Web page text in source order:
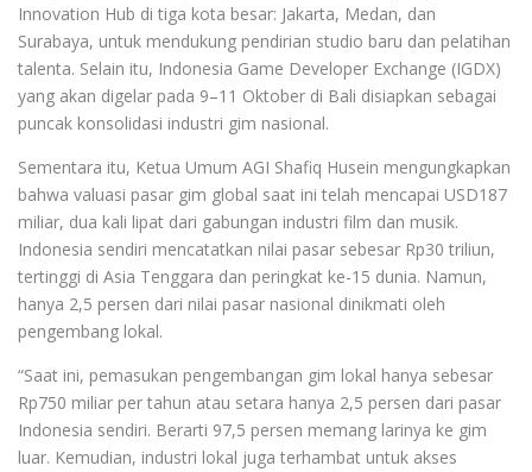
Innovation Hub di tiga kota besar: Jakarta, Medan, dan
Surabaya, untuk mendukung pendirian studio baru dan pelatihan
talenta. Selain itu, Indonesia Game Developer Exchange (IGDX)
yang akan digelar pada 9–11 Oktober di Bali disiapkan sebagai
puncak konsolidasi industri gim nasional.
Sementara itu, Ketua Umum AGI Shafiq Husein mengungkapkan
bahwa valuasi pasar gim global saat ini telah mencapai USD187
miliar, dua kali lipat dari gabungan industri film dan musik.
Indonesia sendiri mencatatkan nilai pasar sebesar Rp30 triliun,
tertinggi di Asia Tenggara dan peringkat ke-15 dunia. Namun,
hanya 2,5 persen dari nilai pasar nasional dinikmati oleh
pengembang lokal.
“Saat ini, pemasukan pengembangan gim lokal hanya sebesar
Rp750 miliar per tahun atau setara hanya 2,5 persen dari pasar
Indonesia sendiri. Berarti 97,5 persen memang larinya ke gim
luar. Kemudian, industri lokal juga terhambat untuk akses